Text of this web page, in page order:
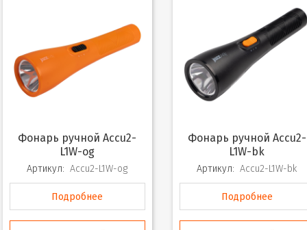
Фонарь ручной Accu2-
L1W-og
Артикул: Accu2-L1W-og
Подробнее
Фонарь ручной Accu2-
L1W-bk
Артикул: Accu2-L1W-bk
Подробнее